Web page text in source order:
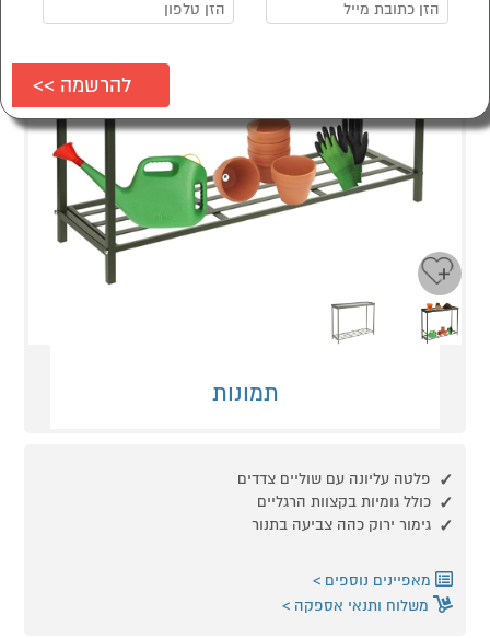
תמונות
פלטה עליונה עם שוליים צדדים
כולל גומיות בקצוות הרגליים
גימור ירוק כהה צביעה בתנור
מאפיינים נוספים
משלוח ותנאי אספקה